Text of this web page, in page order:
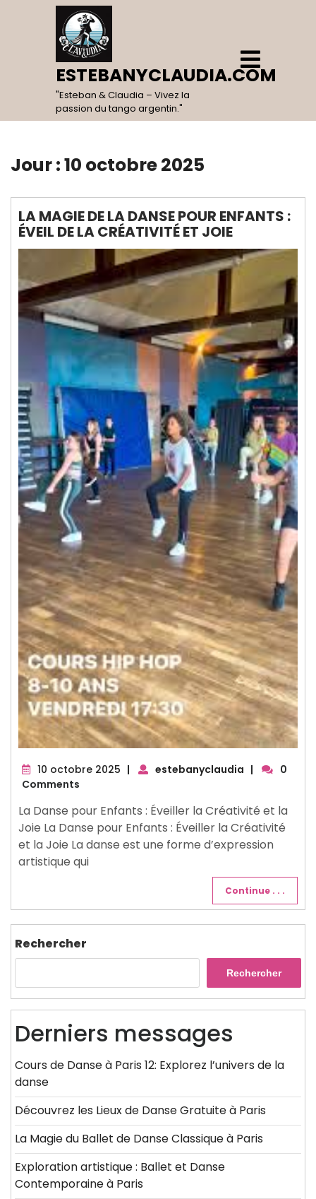
ESTEBANYCLAUDIA.COM
"Esteban & Claudia – Vivez la
passion du tango argentin."
Open
Menu
Jour :10 octobre 2025
LA MAGIE DE LA DANSE POUR ENFANTS :
ÉVEIL DE LA CRÉATIVITÉ ET JOIE
10 octobre 2025 10| estebanyclaudia |
0
Comments
La Danse pour Enfants : Éveiller la Créativité et la
Joie La Danse pour Enfants : Éveiller la Créativité
et la Joie La danse est une forme d’expression
artistique qui
Continue . . .
Rechercher
Rechercher
Derniers messages
Cours de Danse à Paris 12: Explorez l’univers de la
danse
Découvrez les Lieux de Danse Gratuite à Paris
La Magie du Ballet de Danse Classique à Paris
Exploration artistique : Ballet et Danse
Contemporaine à Paris